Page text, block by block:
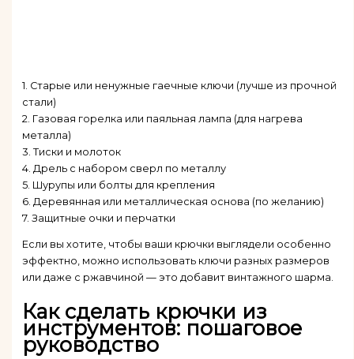
1. Старые или ненужные гаечные ключи (лучше из прочной
стали)
2. Газовая горелка или паяльная лампа (для нагрева
металла)
3. Тиски и молоток
4. Дрель с набором сверл по металлу
5. Шурупы или болты для крепления
6. Деревянная или металлическая основа (по желанию)
7. Защитные очки и перчатки
Если вы хотите, чтобы ваши крючки выглядели особенно
эффектно, можно использовать ключи разных размеров
или даже с ржавчиной — это добавит винтажного шарма.
Как сделать крючки из
инструментов: пошаговое
руководство